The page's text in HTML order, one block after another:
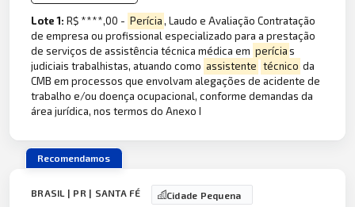
Lote 1:R$ ****,00 - Perícia, Laudo e Avaliação Contratação
de empresa ou profissional especializado para a prestação
de serviços de assistência técnica médica em perícias
judiciais trabalhistas, atuando como assistente técnico da
CMB em processos que envolvam alegações de acidente de
trabalho e/ou doença ocupacional, conforme demandas da
área jurídica, nos termos do Anexo I
Recomendamos
BRASIL | PR | SANTA FÉ Cidade Pequena